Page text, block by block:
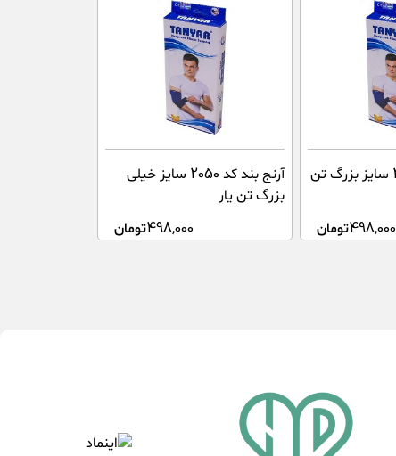
آرنج بند کد 2050 سایز بزرگ تن
498,000تومان
آرنج بند کد 2050 سایز خیلی
بزرگ تن یار
498,000تومان